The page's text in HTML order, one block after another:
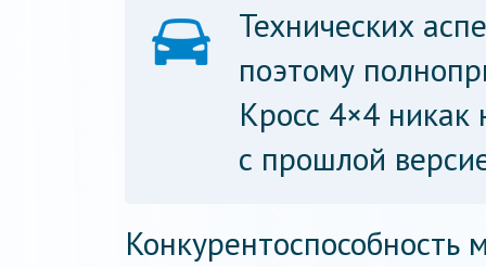
Технических
поэтому
Кросс 4×4
с прошлой